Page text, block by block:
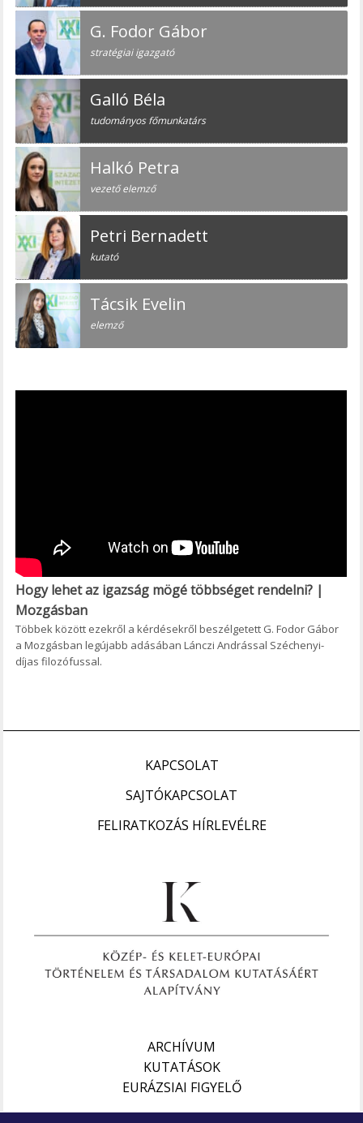
G. Fodor Gábor
stratégiai igazgató
Galló Béla
tudományos főmunkatárs
Halkó Petra
vezető elemző
Petri Bernadett
kutató
Tácsik Evelin
elemző
Hogy lehet az igazság mögé többséget rendelni? |
Mozgásban
Többek között ezekről a kérdésekről beszélgetett G. Fodor Gábor
a Mozgásban legújabb adásában Lánczi Andrással Széchenyi-
díjas filozófussal.
KAPCSOLAT
SAJTÓKAPCSOLAT
FELIRATKOZÁS HÍRLEVÉLRE
ARCHÍVUM
KUTATÁSOK
EURÁZSIAI FIGYELŐ